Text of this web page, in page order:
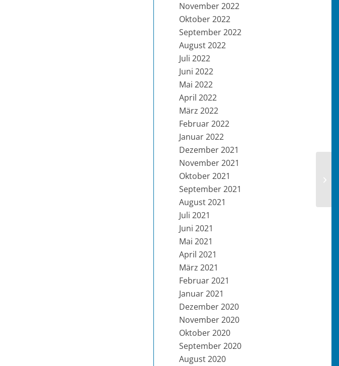
November 2022
Oktober 2022
September 2022
August 2022
Juli 2022
Juni 2022
Mai 2022
April 2022
März 2022
Februar 2022
Januar 2022
Dezember 2021
November 2021
Oktober 2021
September 2021
August 2021
Juli 2021
Juni 2021
Mai 2021
April 2021
März 2021
Februar 2021
Januar 2021
Dezember 2020
November 2020
Oktober 2020
September 2020
August 2020
KW